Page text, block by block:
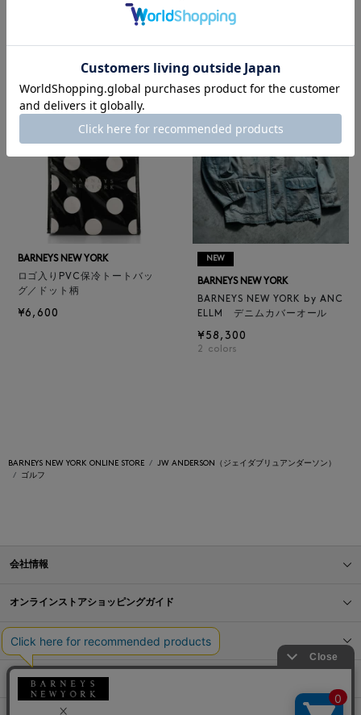
BARNEYS NEW YORK by ANC
¥47,300
BARNEYS NEW YORK
ロゴ入りPVC保冷トートバッ
グ／ドット柄
¥6,600
NEW
BARNEYS NEW YORK
BARNEYS NEW YORK by ANC
ELLM デニムカバーオール
¥58,300
2 colors
BARNEYS NEW YORK ONLINE STORE
JW ANDERSON（ジェイダブリュアンダーソン）
ゴルフ
会社情報
オンラインストアショッピングガイド
店舗情報
サービス